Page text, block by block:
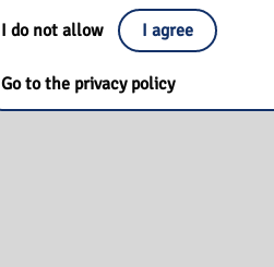
I do not allow I agree
Go to the privacy policy